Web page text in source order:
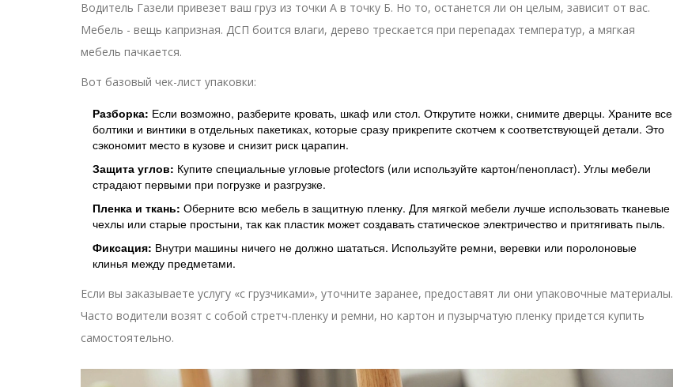
Водитель Газели привезет ваш груз из точки А в точку Б. Но то, останется ли он целым, зависит от вас.
Мебель - вещь капризная. ДСП боится влаги, дерево трескается при перепадах температур, а мягкая
мебель пачкается.
Вот базовый чек-лист упаковки:
Разборка: Если возможно, разберите кровать, шкаф или стол. Открутите ножки, снимите дверцы. Храните все
болтики и винтики в отдельных пакетиках, которые сразу прикрепите скотчем к соответствующей детали. Это
сэкономит место в кузове и снизит риск царапин.
Защита углов: Купите специальные угловые protectors (или используйте картон/пенопласт). Углы мебели
страдают первыми при погрузке и разгрузке.
Пленка и ткань: Оберните всю мебель в защитную пленку. Для мягкой мебели лучше использовать тканевые
чехлы или старые простыни, так как пластик может создавать статическое электричество и притягивать пыль.
Фиксация: Внутри машины ничего не должно шататься. Используйте ремни, веревки или поролоновые
клинья между предметами.
Если вы заказываете услугу «с грузчиками», уточните заранее, предоставят ли они упаковочные материалы.
Часто водители возят с собой стретч-пленку и ремни, но картон и пузырчатую пленку придется купить
самостоятельно.